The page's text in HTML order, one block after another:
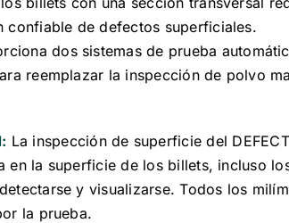
confiable de defectos superficiales.
dos sistemas de prueba
reemplazar la inspección de polvo
La inspección de superficie del
en la superficie de los billets, incluso
y visualizarse. Todos los
la prueba.